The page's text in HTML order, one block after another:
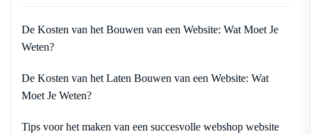
De Kosten van het Bouwen van een Website: Wat Moet Je
Weten?
De Kosten van het Laten Bouwen van een Website: Wat
Moet Je Weten?
Tips voor het maken van een succesvolle webshop website